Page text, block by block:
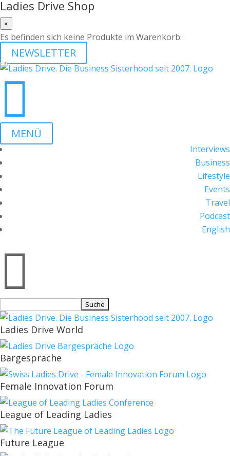
Ladies Drive Shop
×
Es befinden sich keine Produkte im Warenkorb.
NEWSLETTER

MENÜ
Interviews
Business
Lifestyle
Events
Travel
Podcast
English

nach:
Ladies Drive World
Bargespräche
Female Innovation Forum
League of Leading Ladies
Future League